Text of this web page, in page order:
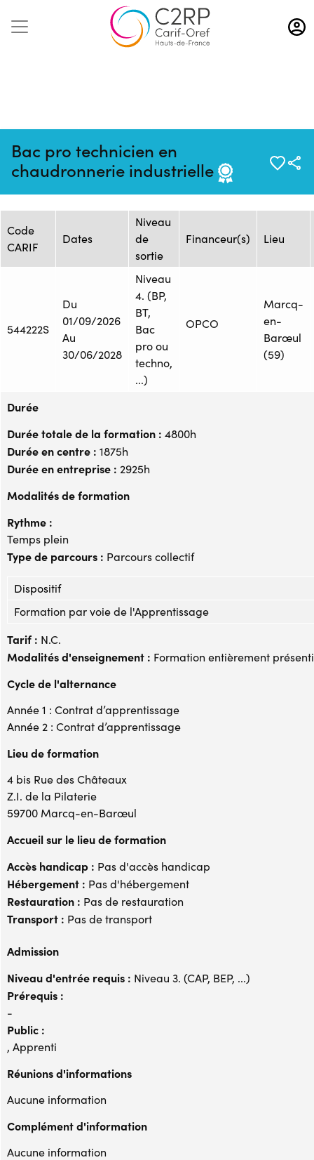
Aller
au
contenu
Bac pro technicien en
chaudronnerie industrielle
24/02/2026
26254007F
PAS-DE-CALAIS - Siège
Session de formation
Code
CARIF
Dates
Niveau
de
sortie
Financeur(s) Lieu
544222S
Du
01/09/2026
Au
30/06/2028
Niveau
4. (BP,
BT,
Bac
pro ou
techno,
...)
OPCO
Marcq-
en-
Barœul
(59)
Durée
Durée totale de la formation : 4800h
Durée en centre : 1875h
Durée en entreprise : 2925h
Modalités de formation
Rythme :
Temps plein
Type de parcours : Parcours collectif
Dispositif
Formation par voie de l'Apprentissage
Tarif : N.C.
Modalités d'enseignement : Formation entièrement
Cycle de l'alternance
Année 1 : Contrat d’apprentissage
Année 2 : Contrat d’apprentissage
Lieu de formation
4 bis Rue des Châteaux
Z.I. de la Pilaterie
59700 Marcq-en-Barœul
Accueil sur le lieu de formation
Accès handicap : Pas d'accès handicap
Hébergement : Pas d'hébergement
Restauration : Pas de restauration
Transport : Pas de transport
Admission
Niveau d'entrée requis : Niveau 3. (CAP, BEP, ...)
Prérequis :
-
Public :
, Apprenti
Réunions d'informations
Aucune information
Complément d'information
Aucune information